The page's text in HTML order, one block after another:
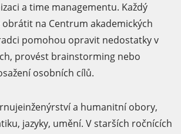
a time managementu. Každý
na Centrum akademických
pomohou opravit nedostatky v
provést brainstorming nebo
osobních cílů.
a humanitní obory,
jazyky, umění. V starších ročnících